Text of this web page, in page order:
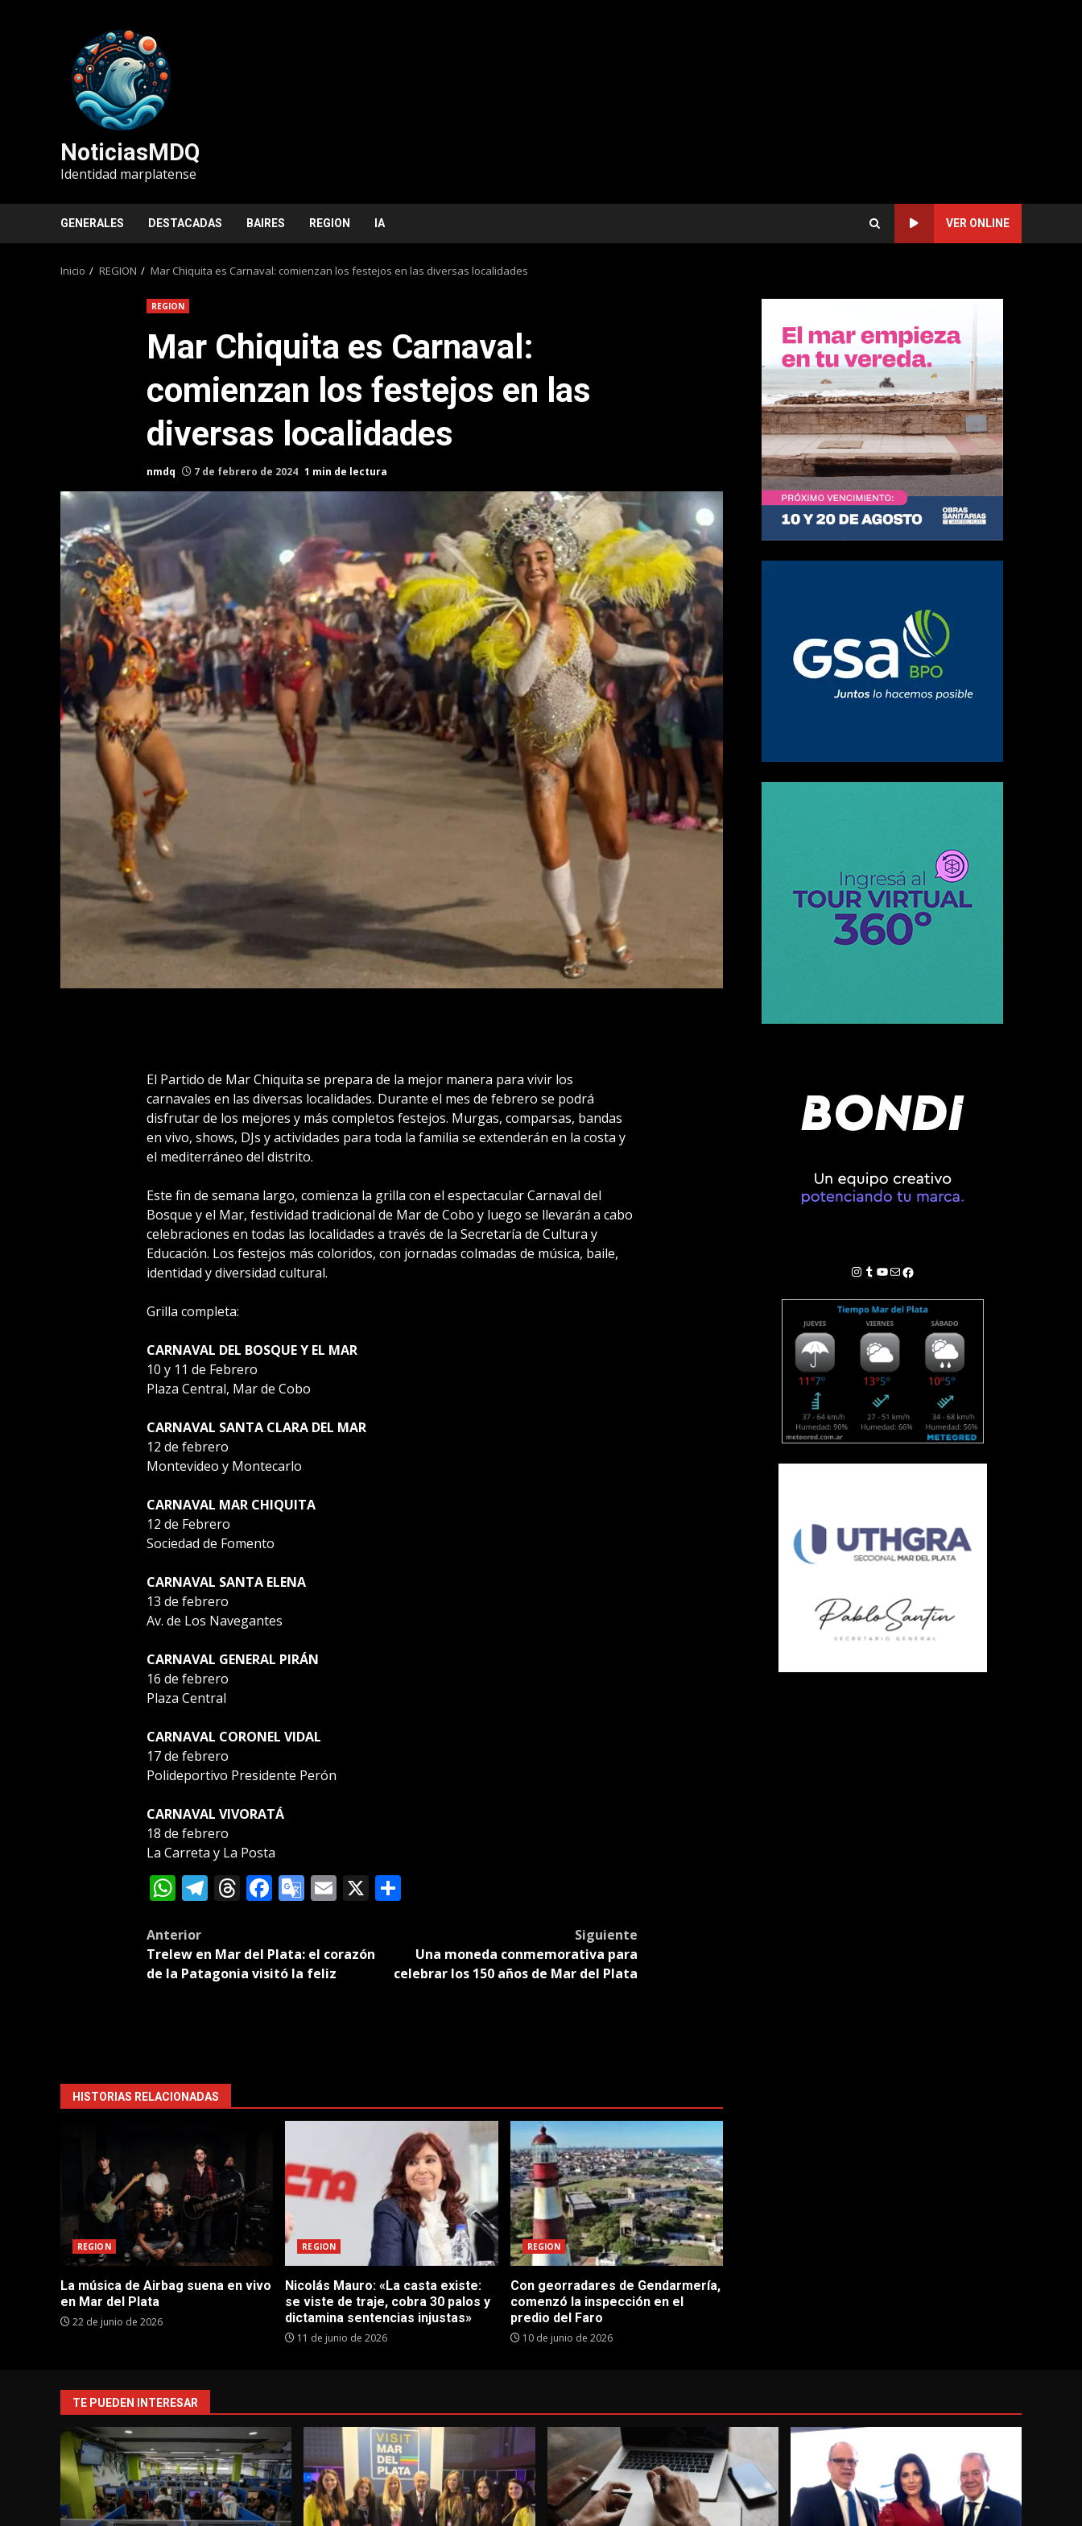
NoticiasMDQ
Identidad marplatense
GENERALES DESTACADAS BAIRES REGION IA VER ONLINE
Inicio REGION Mar Chiquita es Carnaval: comienzan los festejos en las diversas localidades
REGION
Mar Chiquita es Carnaval:
comienzan los festejos en las
diversas localidades
nmdq 7 de febrero de 2024 1 min de lectura
El Partido de Mar Chiquita se prepara de la mejor manera para vivir los
carnavales en las diversas localidades. Durante el mes de febrero se podrá
disfrutar de los mejores y más completos festejos. Murgas, comparsas, bandas
en vivo, shows, DJs y actividades para toda la familia se extenderán en la costa y
el mediterráneo del distrito.
Este fin de semana largo, comienza la grilla con el espectacular Carnaval del
Bosque y el Mar, festividad tradicional de Mar de Cobo y luego se llevarán a cabo
celebraciones en todas las localidades a través de la Secretaría de Cultura y
Educación. Los festejos más coloridos, con jornadas colmadas de música, baile,
identidad y diversidad cultural.
Grilla completa:
CARNAVAL DEL BOSQUE Y EL MAR
10 y 11 de Febrero
Plaza Central, Mar de Cobo
CARNAVAL SANTA CLARA DEL MAR
12 de febrero
Montevideo y Montecarlo
CARNAVAL MAR CHIQUITA
12 de Febrero
Sociedad de Fomento
CARNAVAL SANTA ELENA
13 de febrero
Av. de Los Navegantes
CARNAVAL GENERAL PIRÁN
16 de febrero
Plaza Central
CARNAVAL CORONEL VIDAL
17 de febrero
Polideportivo Presidente Perón
CARNAVAL VIVORATÁ
18 de febrero
La Carreta y La Posta
WhatsApp
Telegram
Threads
Facebook
Google
Email
X Compartir
Post
navigation
Anterior
Trelew en Mar del Plata: el corazón
de la Patagonia visitó la feliz
Siguiente
Una moneda conmemorativa para
celebrar los 150 años de Mar del Plata
HISTORIAS RELACIONADAS
REGION
La música de Airbag suena en vivo
en Mar del Plata
22 de junio de 2026
REGION
Nicolás Mauro: «La casta existe:
se viste de traje, cobra 30 palos y
dictamina sentencias injustas»
11 de junio de 2026
REGION
Con georradares de Gendarmería,
comenzó la inspección en el
predio del Faro
10 de junio de 2026
Instagram
Tumblr
YouTube
Correo electrónico
Facebook
TE PUEDEN INTERESAR